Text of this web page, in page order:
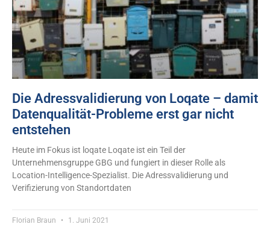
Die Adressvalidierung von Loqate – damit
Datenqualität-Probleme erst gar nicht
entstehen
Heute im Fokus ist loqate Loqate ist ein Teil der
Unternehmensgruppe GBG und fungiert in dieser Rolle als
Location-Intelligence-Spezialist. Die Adressvalidierung und
Verifizierung von Standortdaten
Florian Braun 1. Juni 2021